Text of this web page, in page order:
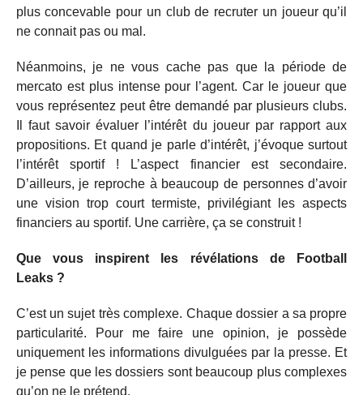
plus concevable pour un club de recruter un joueur qu’il
ne connait pas ou mal.
Néanmoins, je ne vous cache pas que la période de
mercato est plus intense pour l’agent. Car le joueur que
vous représentez peut être demandé par plusieurs clubs.
Il faut savoir évaluer l’intérêt du joueur par rapport aux
propositions. Et quand je parle d’intérêt, j’évoque surtout
l’intérêt sportif ! L’aspect financier est secondaire.
D’ailleurs, je reproche à beaucoup de personnes d’avoir
une vision trop court termiste, privilégiant les aspects
financiers au sportif. Une carrière, ça se construit !
Que vous inspirent les révélations de Football
Leaks ?
C’est un sujet très complexe. Chaque dossier a sa propre
particularité. Pour me faire une opinion, je possède
uniquement les informations divulguées par la presse. Et
je pense que les dossiers sont beaucoup plus complexes
qu’on ne le prétend.